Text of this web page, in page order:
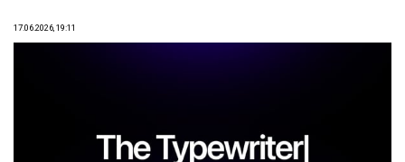
17.06.2026, 19:11